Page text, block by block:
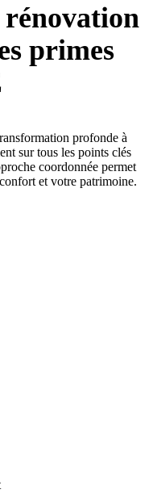
rénovation
primes
profonde à
sur tous les points clés
coordonnée permet
et votre patrimoine.